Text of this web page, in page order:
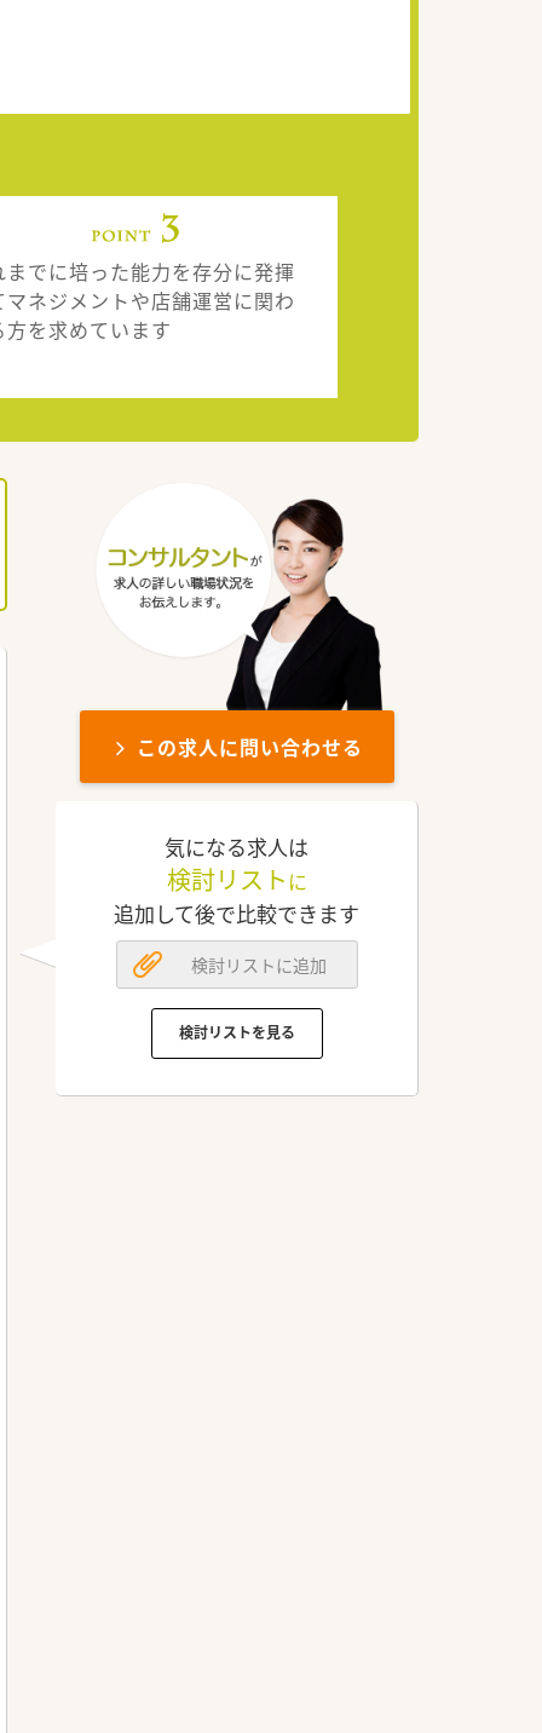
までに培った能力を存分に発揮
マネジメントや店舗運営に関わ
方を求めています
この求人に問い合わせる
気になる求人は
検討リスト に
追加して後で比較できます
検討リストに追加
検討リストを見る